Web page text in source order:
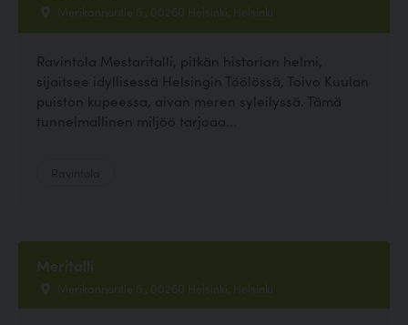
Merikannontie 6 , 00260 Helsinki, Helsinki
Ravintola Mestaritalli, pitkän historian helmi,
sijaitsee idyllisessä Helsingin Töölössä, Toivo Kuulan
puiston kupeessa, aivan meren syleilyssä. Tämä
tunnelmallinen miljöö tarjoaa...
Meritalli
Merikannontie 6 , 00260 Helsinki, Helsinki